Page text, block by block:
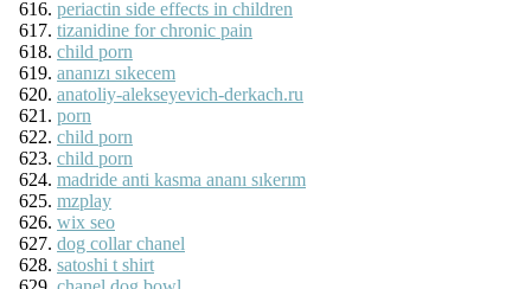
periactin side effects in children
tizanidine for chronic pain
child porn
ananızı sıkecem
anatoliy-alekseyevich-derkach.ru
porn
child porn
child porn
madride anti kasma ananı sıkerım
mzplay
wix seo
dog collar chanel
satoshi t shirt